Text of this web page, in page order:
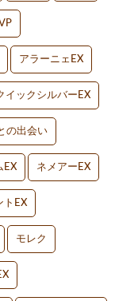
アラーニェEX
イックシルバーEX
の出会い
EX ネメアーEX
トEX
モレク